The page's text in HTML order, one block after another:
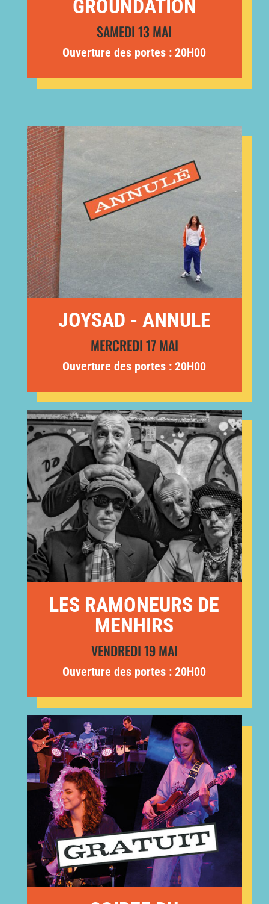
GROUNDATION
SAMEDI 13 MAI
Ouverture des portes : 20H00
JOYSAD - ANNULE
MERCREDI 17 MAI
Ouverture des portes : 20H00
LES RAMONEURS DE
MENHIRS
VENDREDI 19 MAI
Ouverture des portes : 20H00